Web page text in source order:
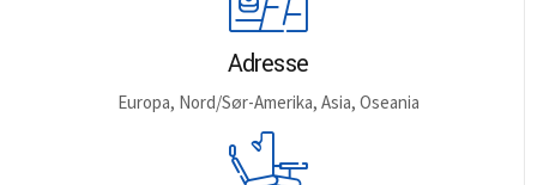
Adresse
Europa, Nord/Sør-Amerika, Asia, Oseania